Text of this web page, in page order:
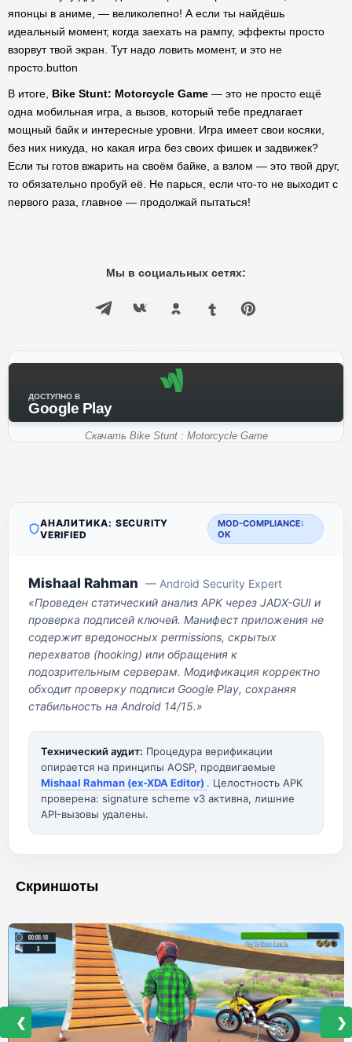
японцы в аниме, — великолепно! А если ты найдёшь
идеальный момент, когда заехать на рампу, эффекты просто
взорвут твой экран. Тут надо ловить момент, и это не
просто.button
В итоге, Bike Stunt: Motorcycle Game — это не просто ещё
одна мобильная игра, а вызов, который тебе предлагает
мощный байк и интересные уровни. Игра имеет свои косяки,
без них никуда, но какая игра без своих фишек и задвижек?
Если ты готов вжарить на своём байке, а взлом — это твой друг,
то обязательно пробуй её. Не парься, если что-то не выходит с
первого раза, главное — продолжай пытаться!
Мы в социальных сетях:
ДОСТУПНО В
Google Play
Скачать Bike Stunt : Motorcycle Game
АНАЛИТИКА: SECURITY
VERIFIED
MOD-COMPLIANCE:
OK
Mishaal Rahman — Android Security Expert
«Проведен статический анализ APK через JADX-GUI и
проверка подписей ключей. Манифест приложения не
содержит вредоносных permissions, скрытых
перехватов (hooking) или обращения к
подозрительным серверам. Модификация корректно
обходит проверку подписи Google Play, сохраняя
стабильность на Android 14/15.»
Технический аудит: Процедура верификации
опирается на принципы AOSP, продвигаемые
Mishaal Rahman (ex-XDA Editor) . Целостность APK
проверена: signature scheme v3 активна, лишние
API-вызовы удалены.
Скриншоты
❮ ❯